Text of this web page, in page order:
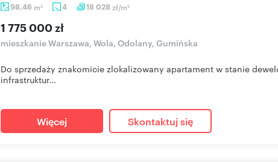
98,46 m2 4 18 028 zł/m2
1 775 000 zł
mieszkanie Warszawa, Wola, Odolany, Gumińska
Do sprzedaży znakomicie zlokalizowany apartament w stanie
infrastruktur...
Więcej Skontaktuj się